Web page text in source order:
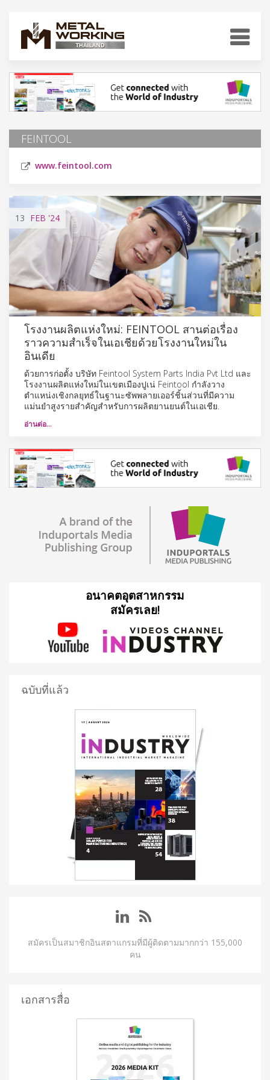
FEINTOOL
www.feintool.com
13 FEB '24
โรงงานผลิตแห่งใหม่: FEINTOOL สานต่อเรื่อง
ราวความสำเร็จในเอเชียด้วยโรงงานใหม่ใน
อินเดีย
ด้วยการก่อตั้ง บริษัท Feintool System Parts India Pvt Ltd และ
โรงงานผลิตแห่งใหม่ในเขตเมืองปูเน่ Feintool กำลังวาง
ตำแหน่งเชิงกลยุทธ์ในฐานะซัพพลายเออร์ชิ้นส่วนที่มีความ
แม่นยำสูงรายสำคัญสำหรับการผลิตยานยนต์ในเอเชีย.
อ่านต่อ…
อนาคตอุตสาหกรรม
สมัครเลย!
ฉบับที่แล้ว
สมัครเป็นสมาชิกอินสตาแกรมที่มีผู้ติดตามมากกว่า 155,000
คน
เอกสารสื่อ